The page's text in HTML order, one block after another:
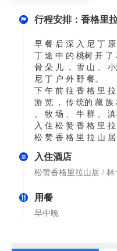
行程安排：香格里
早 餐 后 深 入 尼 丁
丁 途 中 的 桃树 开 了
骨 朵 儿 ， 雪 山 、
尼 丁 户 外 野 餐。
下 午 前 往 香 格 里
游 览 ， 传 统的 藏 族
、 牧 场 、 牛 群 、
入 住 松 赞 香 格 里 拉
松 赞 香 格 里 拉 山 居
入住酒店
松赞香格里拉山居 / 林
用餐
早中晚